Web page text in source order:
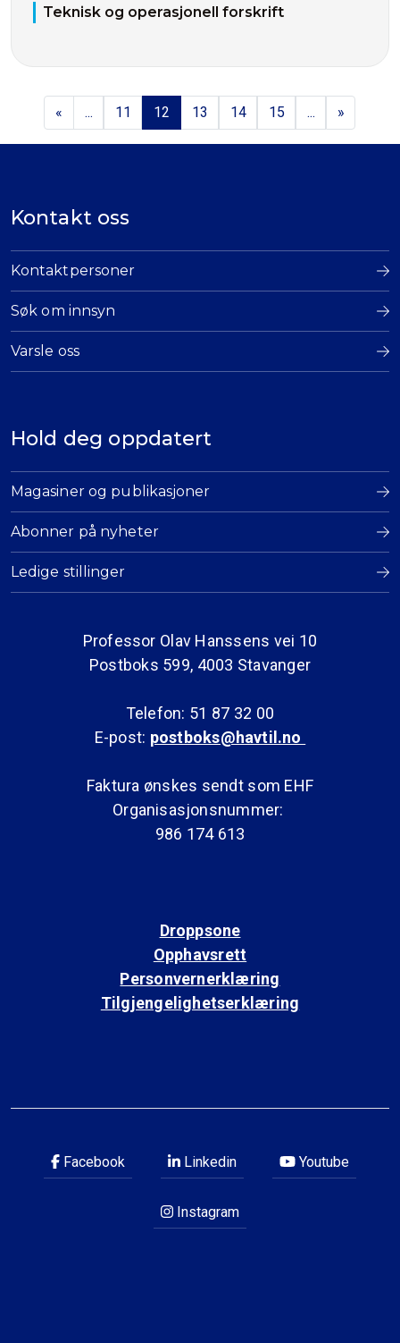
Teknisk og operasjonell forskrift
« ... 11 12 13 14 15 ... »
Kontakt oss
Kontaktpersoner
Søk om innsyn
Varsle oss
Hold deg oppdatert
Magasiner og publikasjoner
Abonner på nyheter
Ledige stillinger
Professor Olav Hanssens vei 10
Postboks 599, 4003 Stavanger
Telefon: 51 87 32 00
E-post: postboks@havtil.no
Faktura ønskes sendt som EHF
Organisasjonsnummer:
986 174 613
Droppsone
Opphavsrett
Personvernerklæring
Tilgjengelighetserklæring
Facebook Linkedin Youtube
Instagram